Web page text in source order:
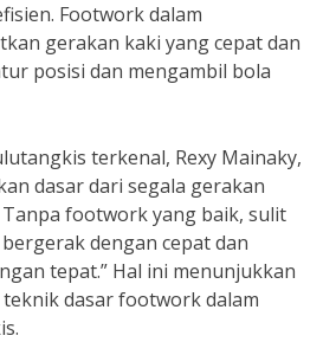
Footwork dalam
gerakan kaki yang cepat dan
posisi dan mengambil bola
terkenal, Rexy Mainaky,
dasar dari segala gerakan
footwork yang baik, sulit
dengan cepat dan
tepat.” Hal ini menunjukkan
dasar footwork dalam